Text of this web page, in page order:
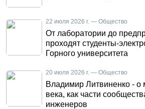
22 июля 2026 г. — Общество
От лаборатории до
проходят студенты-
Горного университета
20 июля 2026 г. — Общество
Владимир Литвиненко - о
века, как части
инженеров